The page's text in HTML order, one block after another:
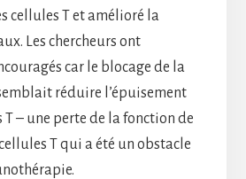
cellules T et amélioré la
Les chercheurs ont
car le blocage de la
réduire l’épuisement
– une perte de la fonction de
T qui a été un obstacle